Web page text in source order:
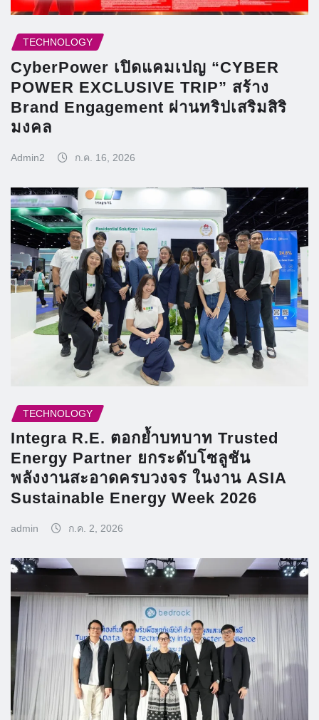
TECHNOLOGY
CyberPower เปิดแคมเปญ “CYBER
POWER EXCLUSIVE TRIP” สร้าง
Brand Engagement ผ่านทริปเสริมสิริ
มงคล
Admin2 ก.ค. 16, 2026
TECHNOLOGY
Integra R.E. ตอกย้ำบทบาท Trusted
Energy Partner ยกระดับโซลูชัน
พลังงานสะอาดครบวงจร ในงาน ASIA
Sustainable Energy Week 2026
admin ก.ค. 2, 2026